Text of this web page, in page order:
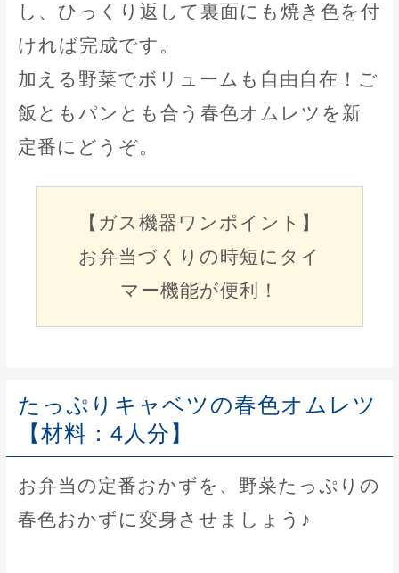
し、ひっくり返して裏面にも焼き色を付
ければ完成です。
加える野菜でボリュームも自由自在！ご
飯ともパンとも合う春色オムレツを新
定番にどうぞ。
【ガス機器ワンポイント】
お弁当づくりの時短にタイ
マー機能が便利！
たっぷりキャベツの春色オムレツ
【材料：4人分】
お弁当の定番おかずを、野菜たっぷりの
春色おかずに変身させましょう♪